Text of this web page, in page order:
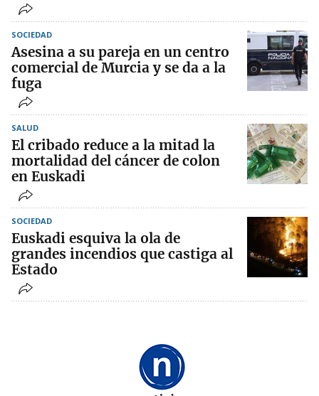
SOCIEDAD
Asesina a su pareja en un centro
comercial de Murcia y se da a la
fuga
SALUD
El cribado reduce a la mitad la
mortalidad del cáncer de colon
en Euskadi
SOCIEDAD
Euskadi esquiva la ola de
grandes incendios que castiga al
Estado